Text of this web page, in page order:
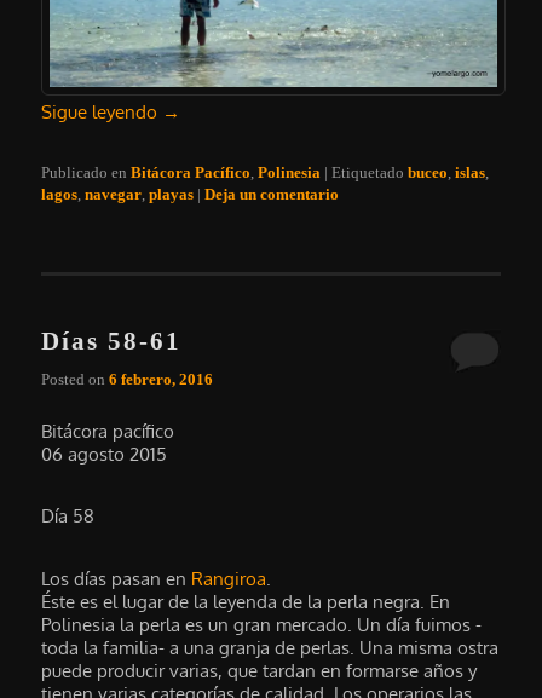
Sigue leyendo →
Publicado en Bitácora Pacífico,Polinesia |Etiquetado buceo,islas,
lagos,navegar,playas |Deja un comentario
Días 58-61
Posted on6 febrero, 2016
Bitácora pacífico
06 agosto 2015
Día 58
Los días pasan en Rangiroa
Éste es el lugar de la leyenda de la perla negra. En
Polinesia la perla es un gran mercado. Un día fuimos -
toda la familia- a una granja de perlas. Una misma ostra
puede producir varias, que tardan en formarse años y
tienen varias categorías de calidad. Los operarios las